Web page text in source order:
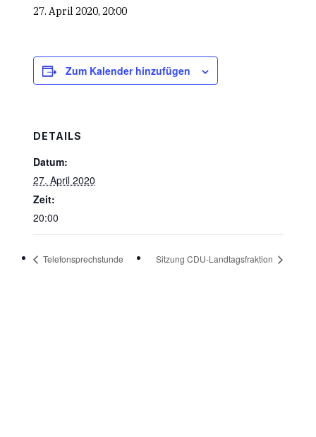
27. April 2020, 20:00
Zum Kalender hinzufügen
DETAILS
Datum:
27. April 2020
Zeit:
20:00
Telefonsprechstunde Sitzung CDU-Landtagsfraktion